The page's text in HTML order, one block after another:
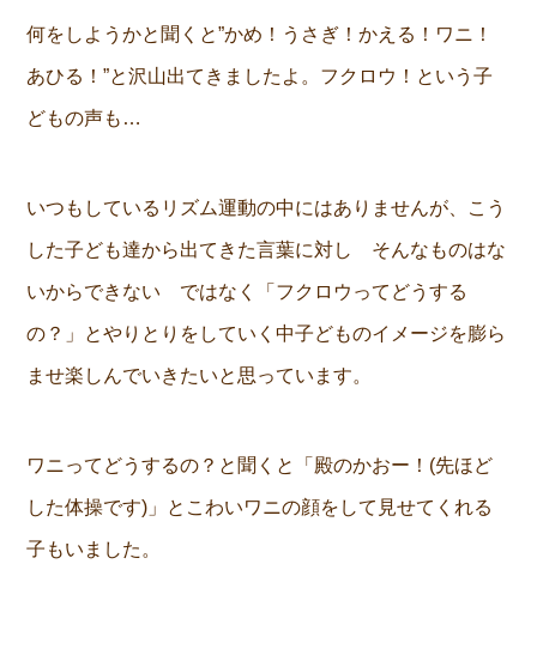
何をしようかと聞くと”かめ！うさぎ！かえる！ワニ！
あひる！”と沢山出てきましたよ。フクロウ！という子
どもの声も…
いつもしているリズム運動の中にはありませんが、こう
した子ども達から出てきた言葉に対し そんなものはな
いからできない ではなく「フクロウってどうする
の？」とやりとりをしていく中子どものイメージを膨ら
ませ楽しんでいきたいと思っています。
ワニってどうするの？と聞くと「殿のかおー！(先ほど
した体操です)」とこわいワニの顔をして見せてくれる
子もいました。